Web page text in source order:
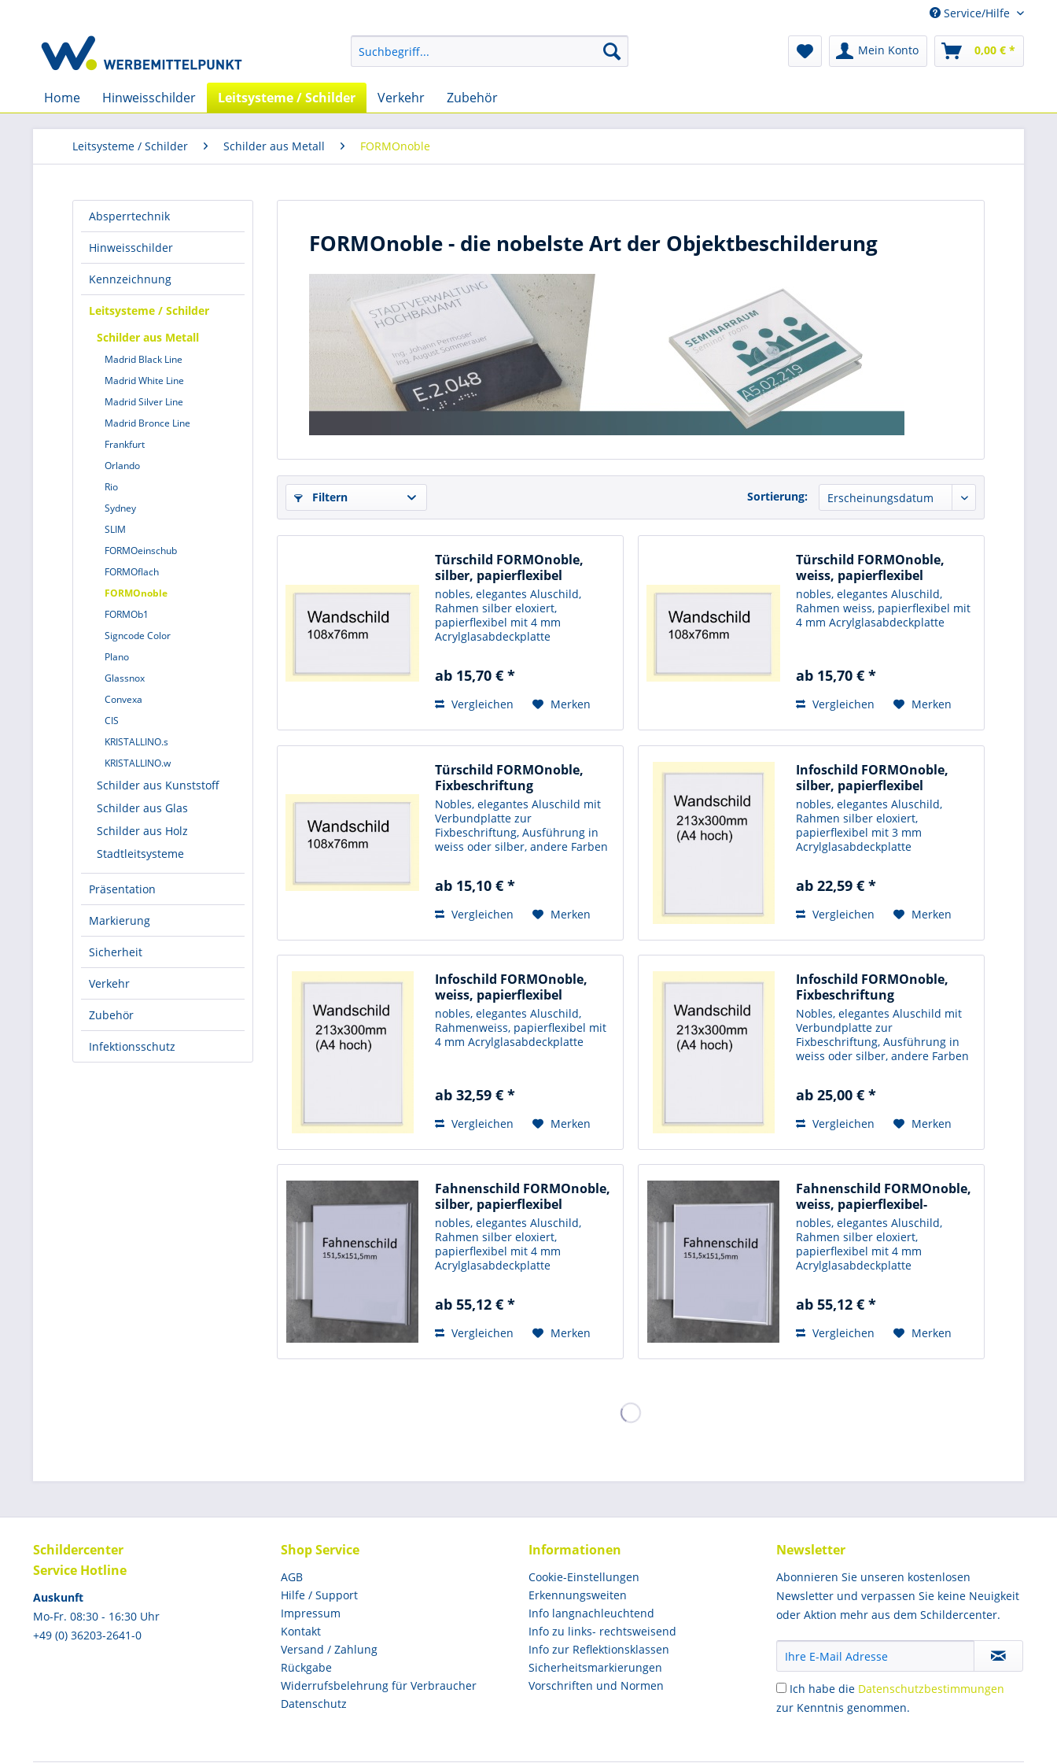
Service/Hilfe
Mein Konto 0,00 € *
Home Hinweisschilder Leitsysteme / Schilder Verkehr Zubehör
Leitsysteme / Schilder Schilder aus Metall FORMOnoble
Absperrtechnik
Hinweisschilder
Kennzeichnung
Leitsysteme / Schilder
Schilder aus Metall
Madrid Black Line
Madrid White Line
Madrid Silver Line
Madrid Bronce Line
Frankfurt
Orlando
Rio
Sydney
SLIM
FORMOeinschub
FORMOflach
FORMOnoble
FORMOb1
Signcode Color
Plano
Glassnox
Convexa
CIS
KRISTALLINO.s
KRISTALLINO.w
Schilder aus Kunststoff
Schilder aus Glas
Schilder aus Holz
Stadtleitsysteme
Präsentation
Markierung
Sicherheit
Verkehr
Zubehör
Infektionsschutz
FORMOnoble - die nobelste Art der Objektbeschilderung
Filtern Sortierung:
Türschild FORMOnoble,
silber, papierflexibel
nobles, elegantes Aluschild,
Rahmen silber eloxiert,
papierflexibel mit 4 mm
Acrylglasabdeckplatte
ab 15,70 € *
Vergleichen Merken
Türschild FORMOnoble,
weiss, papierflexibel
nobles, elegantes Aluschild,
Rahmen weiss, papierflexibel mit
4 mm Acrylglasabdeckplatte
ab 15,70 € *
Vergleichen Merken
Türschild FORMOnoble,
Fixbeschriftung
Nobles, elegantes Aluschild mit
Verbundplatte zur
Fixbeschriftung, Ausführung in
weiss oder silber, andere Farben
ab 15,10 € *
Vergleichen Merken
Infoschild FORMOnoble,
silber, papierflexibel
nobles, elegantes Aluschild,
Rahmen silber eloxiert,
papierflexibel mit 3 mm
Acrylglasabdeckplatte
ab 22,59 € *
Vergleichen Merken
Infoschild FORMOnoble,
weiss, papierflexibel
nobles, elegantes Aluschild,
Rahmenweiss, papierflexibel mit
4 mm Acrylglasabdeckplatte
ab 32,59 € *
Vergleichen Merken
Infoschild FORMOnoble,
Fixbeschriftung
Nobles, elegantes Aluschild mit
Verbundplatte zur
Fixbeschriftung, Ausführung in
weiss oder silber, andere Farben
ab 25,00 € *
Vergleichen Merken
Fahnenschild FORMOnoble,
silber, papierflexibel
nobles, elegantes Aluschild,
Rahmen silber eloxiert,
papierflexibel mit 4 mm
Acrylglasabdeckplatte
ab 55,12 € *
Vergleichen Merken
Fahnenschild FORMOnoble,
weiss, papierflexibel-
nobles, elegantes Aluschild,
Rahmen silber eloxiert,
papierflexibel mit 4 mm
Acrylglasabdeckplatte
ab 55,12 € *
Vergleichen Merken
Schildercenter
Service Hotline
Auskunft
Mo-Fr. 08:30 - 16:30 Uhr
+49 (0) 36203-2641-0
Shop Service
AGB
Hilfe / Support
Impressum
Kontakt
Versand / Zahlung
Rückgabe
Widerrufsbelehrung für Verbraucher
Datenschutz
Informationen
Cookie-Einstellungen
Erkennungsweiten
Info langnachleuchtend
Info zu links- rechtsweisend
Info zur Reflektionsklassen
Sicherheitsmarkierungen
Vorschriften und Normen
Newsletter
Abonnieren Sie unseren kostenlosen
Newsletter und verpassen Sie keine Neuigkeit
oder Aktion mehr aus dem Schildercenter.
Ich habe die Datenschutzbestimmungen
zur Kenntnis genommen.